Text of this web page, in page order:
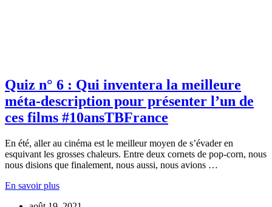
Quiz n° 6 : Qui inventera la meilleure
méta-description pour présenter l’un de
ces films #10ansTBFrance
En été, aller au cinéma est le meilleur moyen de s’évader en
esquivant les grosses chaleurs. Entre deux cornets de pop-corn, nous
nous disions que finalement, nous aussi, nous avions …
En savoir plus